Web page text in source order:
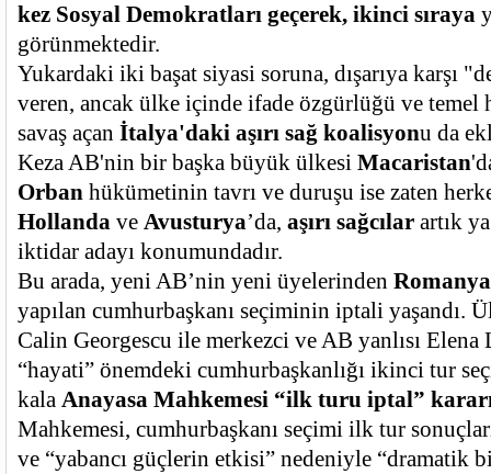
kez Sosyal Demokratları geçerek, ikinci sıraya
görünmektedir.
Yukardaki iki başat siyasi soruna, dışarıya karşı
veren, ancak ülke içinde ifade özgürlüğü ve temel
savaş açan İtalya'daki aşırı sağ koalisyonu da
Keza AB'nin bir başka büyük ülkesi Macaristan
Orban hükümetinin tavrı ve duruşu ise zaten
Hollanda ve Avusturya’da, aşırı sağcılar artık
iktidar adayı konumundadır.
Bu arada, yeni AB’nin yeni üyelerinden Romanya
yapılan cumhurbaşkanı seçiminin iptali yaşandı.
Calin Georgescu ile merkezci ve AB yanlısı Elena
“hayati” önemdeki cumhurbaşkanlığı ikinci tur
kala Anayasa Mahkemesi “ilk turu iptal”
Mahkemesi, cumhurbaşkanı seçimi ilk tur
ve “yabancı güçlerin etkisi” nedeniyle “dramatik